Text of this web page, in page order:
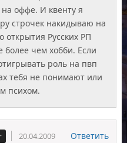
оффе. И квенту я
строчек накидываю на
открытия Русских РП
более чем хобби. Если
роль на пвп
тебя не понимают или
психом.
20.04.2009 Ответить